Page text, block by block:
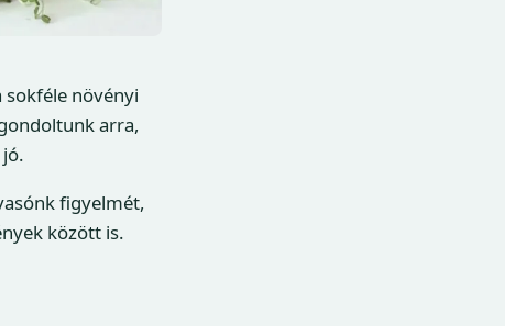
növényi
arra,
figyelmét,
között is.